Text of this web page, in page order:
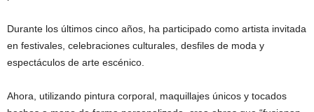
Durante los últimos cinco años, ha participado como artista invitada
en festivales, celebraciones culturales, desfiles de moda y
espectáculos de arte escénico.
Ahora, utilizando pintura corporal, maquillajes únicos y tocados